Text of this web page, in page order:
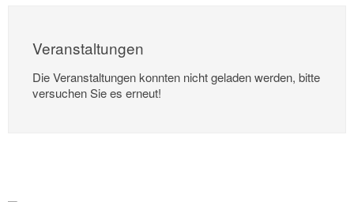
Veranstaltungen
Die Veranstaltungen konnten nicht geladen werden, bitte
versuchen Sie es erneut!